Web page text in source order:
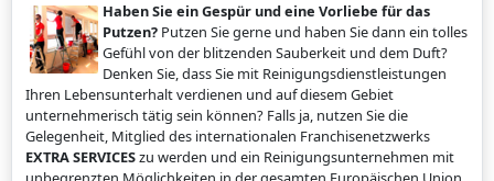
Haben Sie ein Gespür und eine Vorliebe für das
Putzen? Putzen Sie gerne und haben Sie dann ein tolles
Gefühl von der blitzenden Sauberkeit und dem Duft?
Denken Sie, dass Sie mit Reinigungsdienstleistungen
Ihren Lebensunterhalt verdienen und auf diesem Gebiet
unternehmerisch tätig sein können? Falls ja, nutzen Sie die
Gelegenheit, Mitglied des internationalen Franchisenetzwerks
EXTRA SERVICESzu werden und ein Reinigungsunternehmen mit